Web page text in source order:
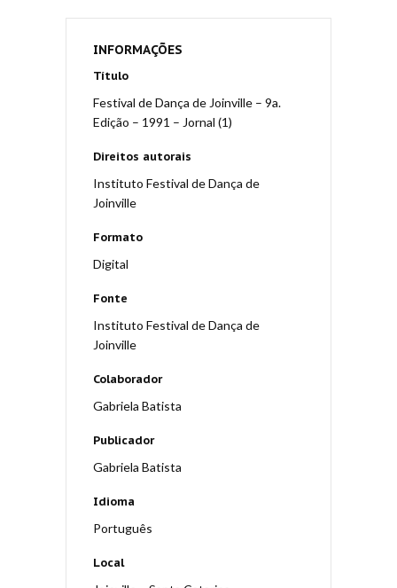
INFORMAÇÕES
Título
Festival de Dança de Joinville – 9a.
Edição – 1991 – Jornal (1)
Direitos autorais
Instituto Festival de Dança de
Joinville
Formato
Digital
Fonte
Instituto Festival de Dança de
Joinville
Colaborador
Gabriela Batista
Publicador
Gabriela Batista
Idioma
Português
Local